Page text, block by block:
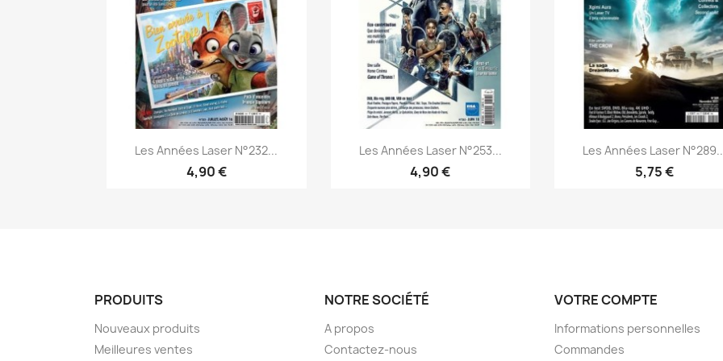
Aperçu rapide
Les Années Laser N°232...
4,90 €
Aperçu rapide
Les Années Laser N°253...
4,90 €
Aperçu rapide
Les Années Laser
5,75 €
PRODUITS
Nouveaux produits
Meilleures ventes
NOTRE SOCIÉTÉ
A propos
Contactez-nous
VOTRE COMPTE
Informations personnelles
Commandes